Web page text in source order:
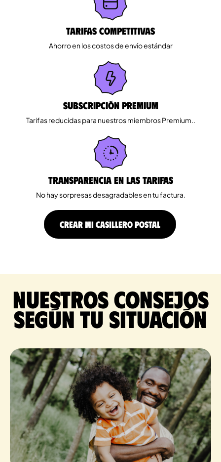
Tarifas competitivas
Ahorro en los costos de envío estándar
Subscripción Premium
Tarifas reducidas para nuestros miembros Premium..
Transparencia en las tarifas
No hay sorpresas desagradables en tu factura.
CREAR MI CASILLERO POSTAL
Nuestros consejos
según tu situación